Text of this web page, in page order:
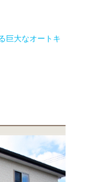
巨大なオートキ